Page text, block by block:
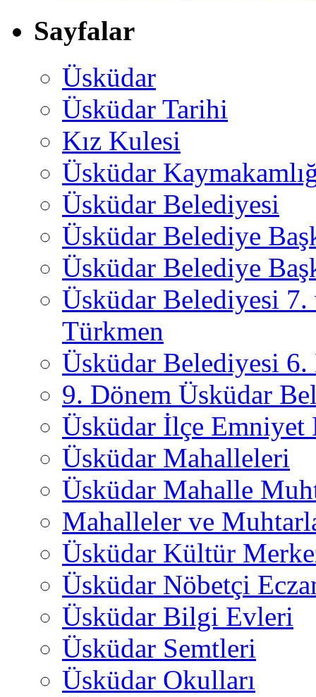
Sayfalar
Üsküdar
Üsküdar Tarihi
Kız Kulesi
Üsküdar
Üsküdar Belediyesi
Üsküdar Belediye
Üsküdar Belediye
Üsküdar Belediyesi
Türkmen
Üsküdar Belediyesi 6.
9. Dönem Üsküdar
Üsküdar İlçe
Üsküdar Mahalleleri
Üsküdar Mahalle
Mahalleler ve
Üsküdar Kültür
Üsküdar Nöbetçi
Üsküdar Bilgi Evleri
Üsküdar Semtleri
Üsküdar Okulları